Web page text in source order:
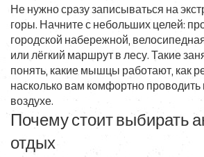
Не нужно сразу записываться на
горы. Начните с небольших целей:
городской набережной,
или лёгкий маршрут в лесу. Такие
понять, какие мышцы работают, как
насколько вам комфортно
воздухе.
Почему стоит выбирать
отдых